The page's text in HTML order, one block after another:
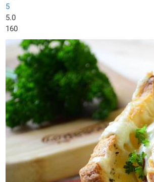
5
5.0
160